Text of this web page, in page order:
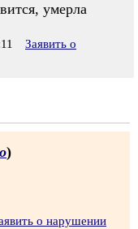
умерла
Заявить о
)
о нарушении